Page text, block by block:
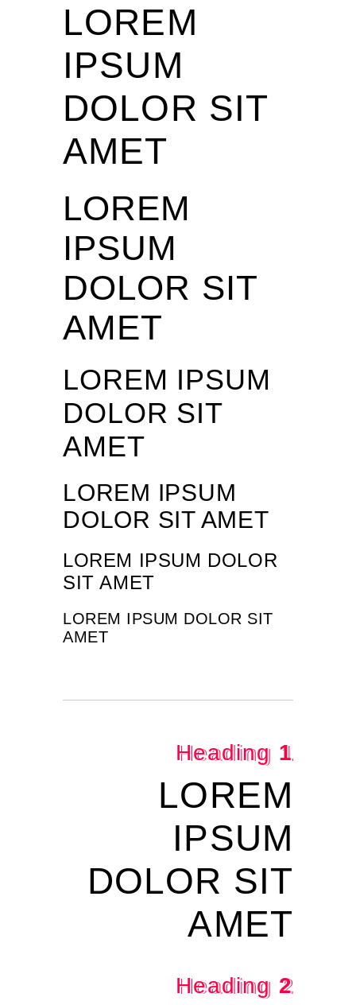
LOREM
IPSUM
DOLOR SIT
AMET
LOREM
IPSUM
DOLOR SIT
AMET
LOREM IPSUM
DOLOR SIT
AMET
LOREM IPSUM
DOLOR SIT AMET
LOREM IPSUM DOLOR
SIT AMET
LOREM IPSUM DOLOR SIT
AMET
Heading 1
LOREM
IPSUM
DOLOR SIT
AMET
Heading 2